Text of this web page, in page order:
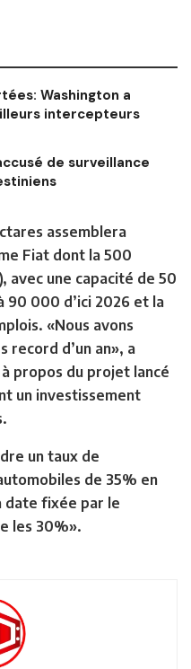
Washington a
intercepteurs
de surveillance
assemblera
Fiat dont la 500
avec une capacité de 50
000 d’ici 2026 et la
«Nous avons
record d’un an», a
propos du projet lancé
un investissement
un taux de
de 35% en
date fixée par le
les 30%».